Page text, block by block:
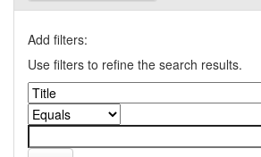
Add filters:
Use filters to refine the search results.